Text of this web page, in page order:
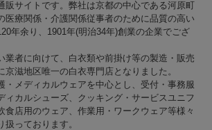
販サイトです。弊社は京都の中心である河原町
医療関係・介護関係従事者のために品質の高い
年余り、1901年(明治34年)創業の企業でござ
業者に向けて、白衣類や前掛け等の製造・販売
京滋地区唯一の白衣専門店となりました。
・メディカルウェアを中心とし、受付・事務服
ィカルシューズ、クッキング・サービスユニフ
食店用のウェア、作業用・ワークウェア等様々
っております。